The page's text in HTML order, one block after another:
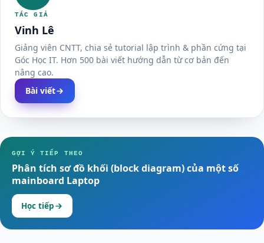
TÁC GIẢ
Vinh Lê
Giảng viên CNTT, chia sẻ tutorial lập trình & phần cứng tại
Góc Học IT. Hơn 500 bài viết hướng dẫn từ cơ bản đến
nâng cao.
Bài viết
GỢI Ý TIẾP THEO
Phân tích sơ đồ khối (block diagram) của một số
mainboard Laptop
Học tiếp